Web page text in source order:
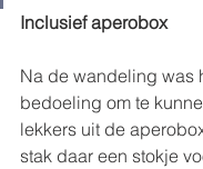
Inclusief aperobox
Na de wandeling was
bedoeling om te
lekkers uit de
stak daar een stokje